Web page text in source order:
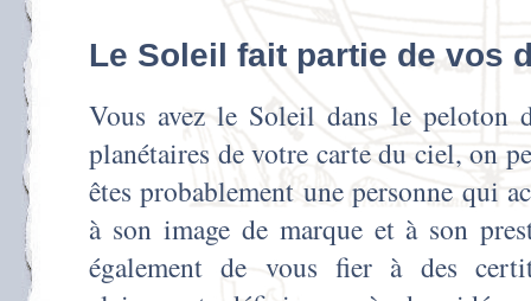
Le Soleil fait partie de vos
Vous avez le Soleil dans le peloton
planétaires de votre carte du ciel, on
êtes probablement une personne qui
à son image de marque et à son
également de vous fier à des